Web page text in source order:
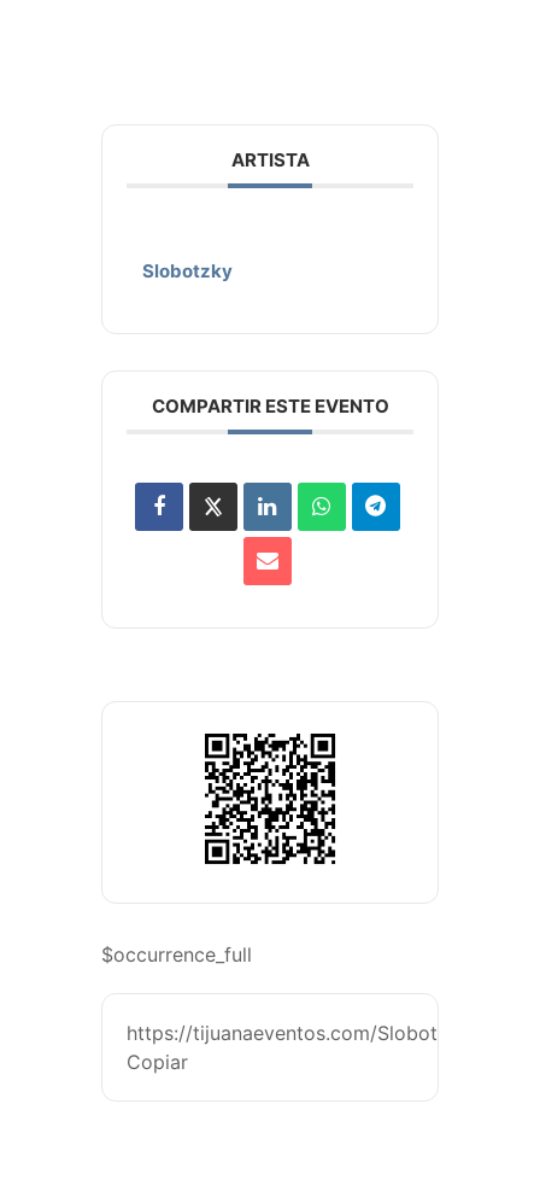
ARTISTA
Slobotzky
COMPARTIR ESTE EVENTO
$occurrence_full
https://tijuanaeventos.com/SlobotzkyMx26
Copiar